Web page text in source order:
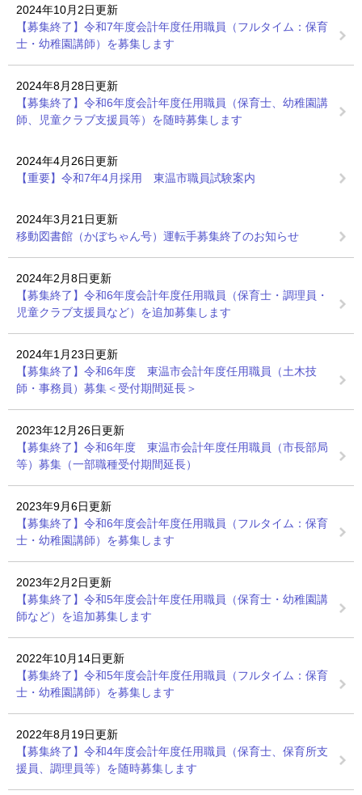
2024年10月2日更新
【募集終了】令和7年度会計年度任用職員（フルタイム：保育
士・幼稚園講師）を募集します
2024年8月28日更新
【募集終了】令和6年度会計年度任用職員（保育士、幼稚園講
師、児童クラブ支援員等）を随時募集します
2024年4月26日更新
【重要】令和7年4月採用 東温市職員試験案内
2024年3月21日更新
移動図書館（かぼちゃん号）運転手募集終了のお知らせ
2024年2月8日更新
【募集終了】令和6年度会計年度任用職員（保育士・調理員・
児童クラブ支援員など）を追加募集します
2024年1月23日更新
【募集終了】令和6年度 東温市会計年度任用職員（土木技
師・事務員）募集＜受付期間延長＞
2023年12月26日更新
【募集終了】令和6年度 東温市会計年度任用職員（市長部局
等）募集（一部職種受付期間延長）
2023年9月6日更新
【募集終了】令和6年度会計年度任用職員（フルタイム：保育
士・幼稚園講師）を募集します
2023年2月2日更新
【募集終了】令和5年度会計年度任用職員（保育士・幼稚園講
師など）を追加募集します
2022年10月14日更新
【募集終了】令和5年度会計年度任用職員（フルタイム：保育
士・幼稚園講師）を募集します
2022年8月19日更新
【募集終了】令和4年度会計年度任用職員（保育士、保育所支
援員、調理員等）を随時募集します